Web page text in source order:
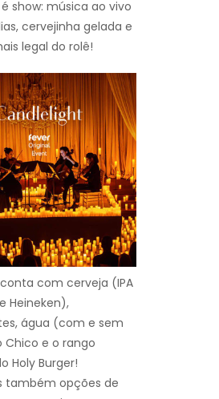
show: música ao vivo
cervejinha gelada e
legal do rolê!
com cerveja (IPA
Heineken),
água (com e sem
Chico e o rango
Holy Burger!
também opções de